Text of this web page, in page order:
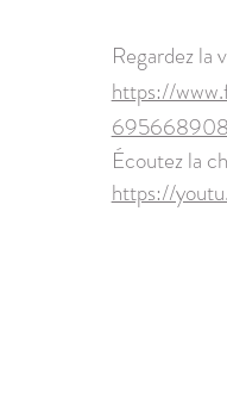
Regardez la
https://
Écoutez la
https://